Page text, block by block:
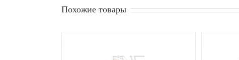
Похожие товары